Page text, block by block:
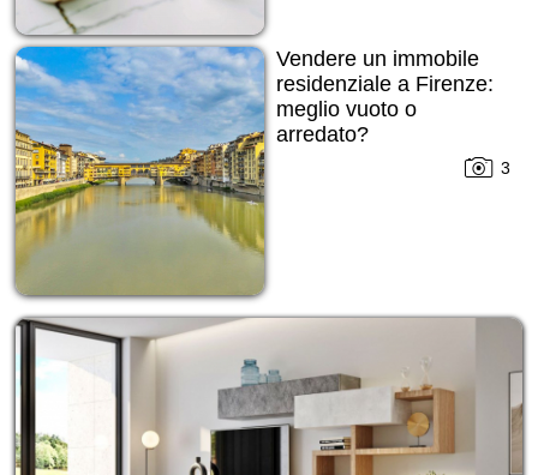
Vendere un immobile
residenziale a Firenze:
meglio vuoto o
arredato?
3